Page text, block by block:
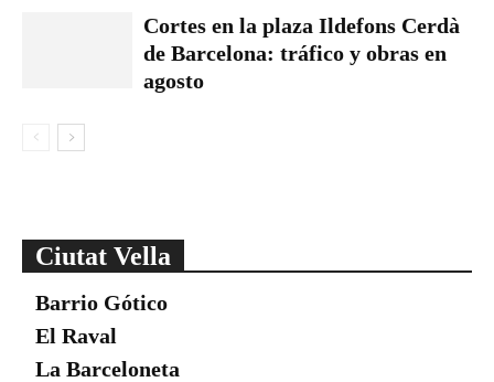
Cortes en la plaza Ildefons Cerdà
de Barcelona: tráfico y obras en
agosto
Ciutat Vella
Barrio Gótico
El Raval
La Barceloneta